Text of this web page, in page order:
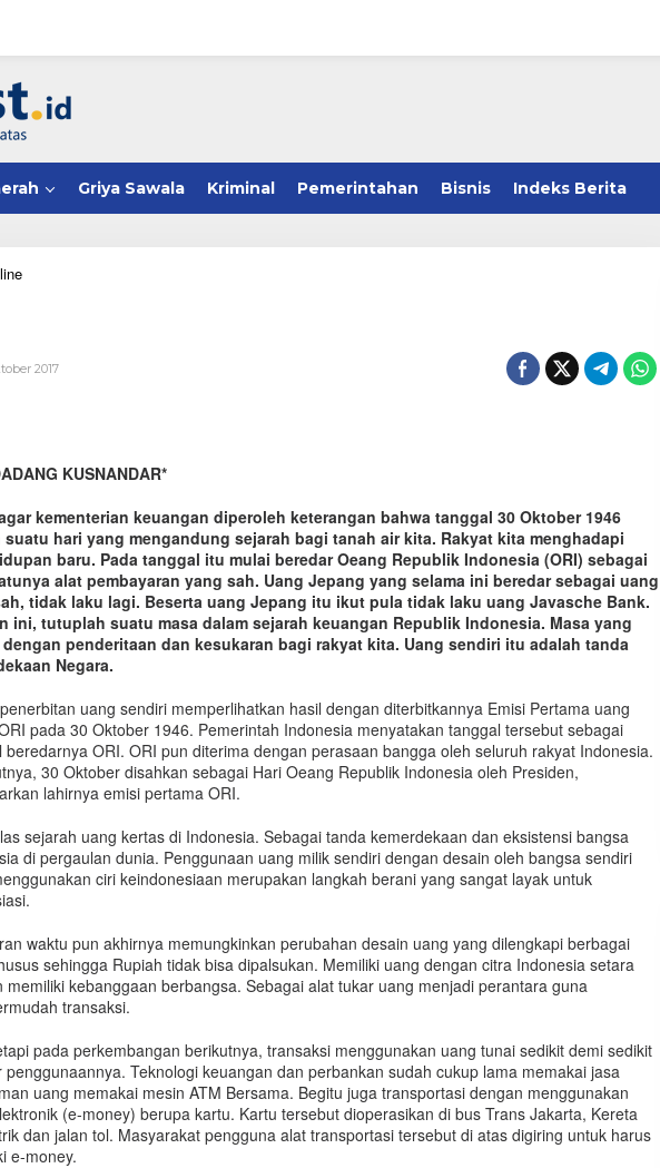
Griya Sawala Kriminal Pemerintahan Bisnis Indeks Berita
2017
KUSNANDAR*
kementerian keuangan diperoleh keterangan bahwa tanggal 30 Oktober 1946
suatu hari yang mengandung sejarah bagi tanah air kita. Rakyat kita menghadapi
baru. Pada tanggal itu mulai beredar Oeang Republik Indonesia (ORI) sebagai
alat pembayaran yang sah. Uang Jepang yang selama ini beredar sebagai uang
tidak laku lagi. Beserta uang Jepang itu ikut pula tidak laku uang Javasche Bank.
ini, tutuplah suatu masa dalam sejarah keuangan Republik Indonesia. Masa yang
penderitaan dan kesukaran bagi rakyat kita. Uang sendiri itu adalah tanda
Negara.
uang sendiri memperlihatkan hasil dengan diterbitkannya Emisi Pertama uang
pada 30 Oktober 1946. Pemerintah Indonesia menyatakan tanggal tersebut sebagai
beredarnya ORI. ORI pun diterima dengan perasaan bangga oleh seluruh rakyat Indonesia.
30 Oktober disahkan sebagai Hari Oeang Republik Indonesia oleh Presiden,
lahirnya emisi pertama ORI.
sejarah uang kertas di Indonesia. Sebagai tanda kemerdekaan dan eksistensi bangsa
di pergaulan dunia. Penggunaan uang milik sendiri dengan desain oleh bangsa sendiri
ciri keindonesiaan merupakan langkah berani yang sangat layak untuk
waktu pun akhirnya memungkinkan perubahan desain uang yang dilengkapi berbagai
sehingga Rupiah tidak bisa dipalsukan. Memiliki uang dengan citra Indonesia setara
memiliki kebanggaan berbangsa. Sebagai alat tukar uang menjadi perantara guna
transaksi.
pada perkembangan berikutnya, transaksi menggunakan uang tunai sedikit demi sedikit
penggunaannya. Teknologi keuangan dan perbankan sudah cukup lama memakai jasa
uang memakai mesin ATM Bersama. Begitu juga transportasi dengan menggunakan
(e-money) berupa kartu. Kartu tersebut dioperasikan di bus Trans Jakarta, Kereta
dan jalan tol. Masyarakat pengguna alat transportasi tersebut di atas digiring untuk harus
e-money.